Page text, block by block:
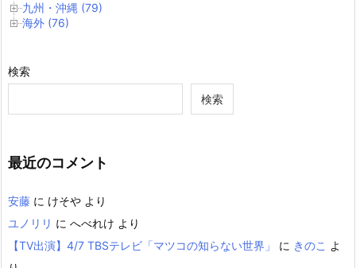
九州・沖縄 (79)
海外 (76)
検索
検索
最近のコメント
安藤 に けそや より
ユノリリ に へべれけ より
【TV出演】4/7 TBSテレビ「マツコの知らない世界」
に きのこ よ